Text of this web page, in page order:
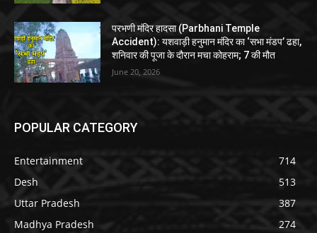
परभणी मंदिर हादसा (Parbhani Temple
Accident): यशवाड़ी हनुमान मंदिर का ‘सभा मंडप’ ढहा,
शनिवार की पूजा के दौरान मचा कोहराम; 7 की मौत
June 20, 2026
POPULAR CATEGORY
Entertainment
714
Desh
513
Uttar Pradesh
387
Madhya Pradesh
274